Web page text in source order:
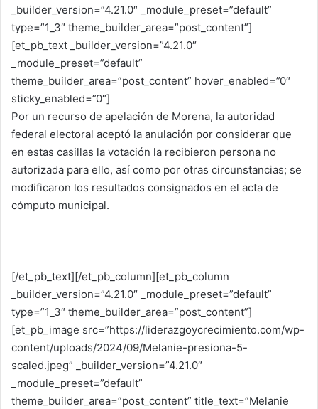
_builder_version=”4.21.0″ _module_preset=”default”
type=”1_3″ theme_builder_area=”post_content”]
[et_pb_text _builder_version=”4.21.0″
_module_preset=”default”
theme_builder_area=”post_content” hover_enabled=”0″
sticky_enabled=”0″]
Por un recurso de apelación de Morena, la autoridad
federal electoral aceptó la anulación por considerar que
en estas casillas la votación la recibieron persona no
autorizada para ello, así como por otras circunstancias; se
modificaron los resultados consignados en el acta de
cómputo municipal.
[/et_pb_text][/et_pb_column][et_pb_column
_builder_version=”4.21.0″ _module_preset=”default”
type=”1_3″ theme_builder_area=”post_content”]
[et_pb_image src=”https://liderazgoycrecimiento.com/wp-
content/uploads/2024/09/Melanie-presiona-5-
scaled.jpeg” _builder_version=”4.21.0″
_module_preset=”default”
theme_builder_area=”post_content” title_text=”Melanie